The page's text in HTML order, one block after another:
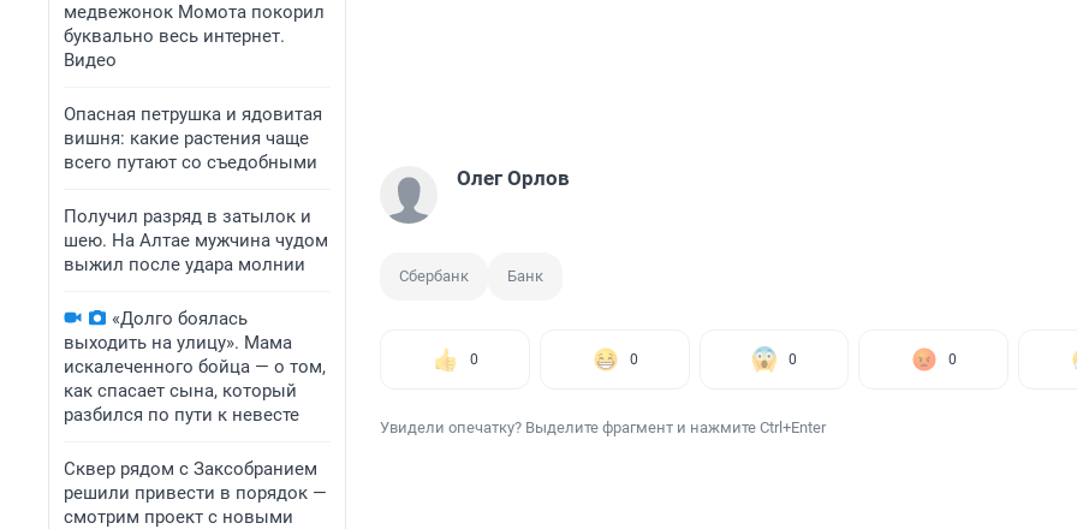
медвежонок Момота покорил
буквально весь интернет.
Видео
Опасная петрушка и ядовитая
вишня: какие растения чаще
всего путают со съедобными
Получил разряд в затылок и
шею. На Алтае мужчина чудом
выжил после удара молнии
«Долго боялась
выходить на улицу». Мама
искалеченного бойца — о том,
как спасает сына, который
разбился по пути к невесте
Сквер рядом с Заксобранием
решили привести в порядок —
смотрим проект с новыми
Олег Орлов
Сбербанк Банк
0 0 0 0
Увидели опечатку? Выделите фрагмент и нажмите Ctrl+Enter